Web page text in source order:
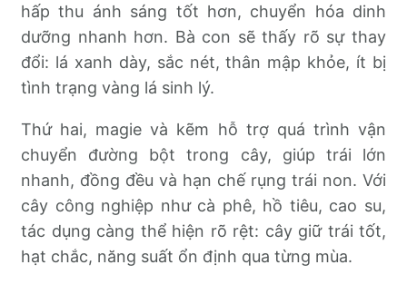
hấp thu ánh sáng tốt hơn, chuyển hóa dinh
dưỡng nhanh hơn. Bà con sẽ thấy rõ sự thay
đổi: lá xanh dày, sắc nét, thân mập khỏe, ít bị
tình trạng vàng lá sinh lý.
Thứ hai, magie và kẽm hỗ trợ quá trình vận
chuyển đường bột trong cây, giúp trái lớn
nhanh, đồng đều và hạn chế rụng trái non. Với
cây công nghiệp như cà phê, hồ tiêu, cao su,
tác dụng càng thể hiện rõ rệt: cây giữ trái tốt,
hạt chắc, năng suất ổn định qua từng mùa.